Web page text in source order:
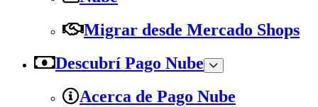
Migrar desde Mercado Shops
Descubrí Pago Nube
Acerca de Pago Nube